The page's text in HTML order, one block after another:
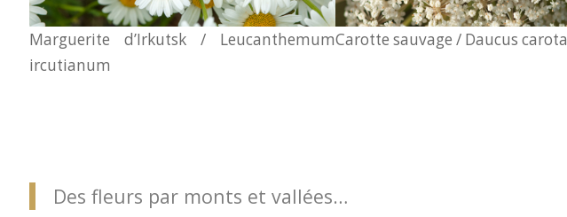
Marguerite d’Irkutsk / Leucanthemum
ircutianum
Carotte sauvage / Daucus carota
Des fleurs par monts et vallées…